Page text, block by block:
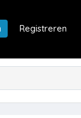
Registreren